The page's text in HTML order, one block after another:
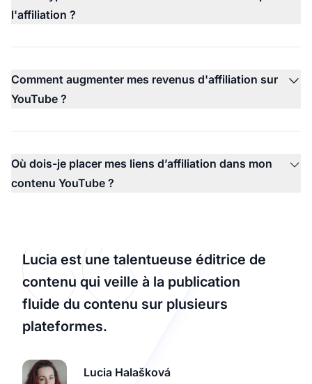
l'affiliation ?
Comment augmenter mes revenus d'affiliation sur
YouTube ?
Où dois-je placer mes liens d’affiliation dans mon
contenu YouTube ?
Lucia est une talentueuse éditrice de
contenu qui veille à la publication
fluide du contenu sur plusieurs
plateformes.
Lucia Halašková